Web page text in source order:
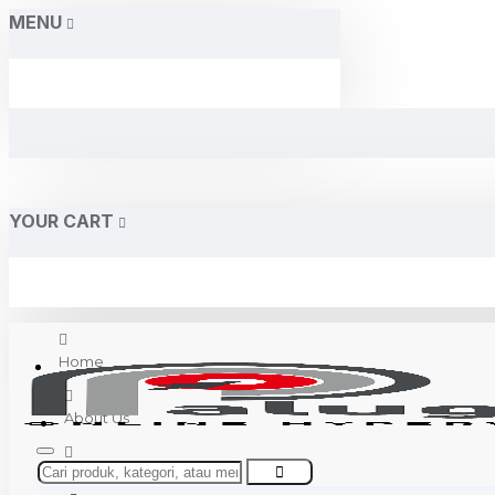
MENU
YOUR CART
Home
About Us
Contact